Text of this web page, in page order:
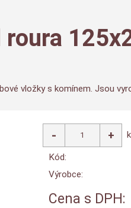
roura
vložky s komínem. Jsou
Kód:
Výrobce:
Cena s DPH: